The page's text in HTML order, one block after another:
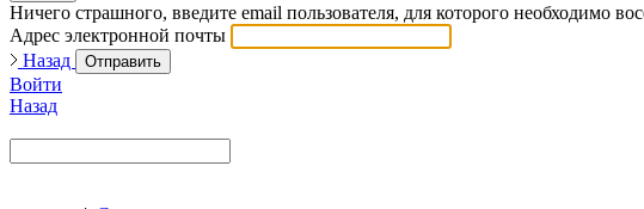
Ничего страшного, введите email пользователя, для которого необходимо
Адрес электронной почты
Назад
Отправить
Войти
Назад